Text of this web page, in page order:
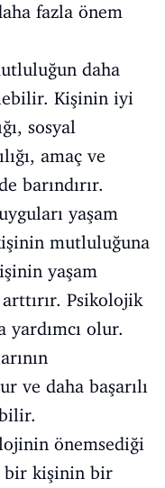
fazla önem
daha
Kişinin iyi
sosyal
amaç ve
barındırır.
yaşam
mutluluğuna
yaşam
Psikolojik
yardımcı olur.
ve daha başarılı
önemsediği
bir kişinin bir